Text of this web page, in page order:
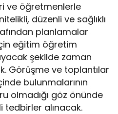
ve öğretmenlerle
düzenli ve sağlıklı
planlamalar
eğitim öğretim
şekilde zaman
Görüşme ve toplantılar
bulunmalarının
olmadığı göz önünde
tedbirler alınacak.